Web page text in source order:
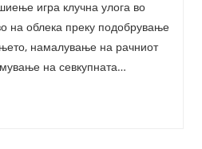
игра клучна улога во
на облека преку подобрување
намалување на рачниот
на севкупната
поконкурентно и